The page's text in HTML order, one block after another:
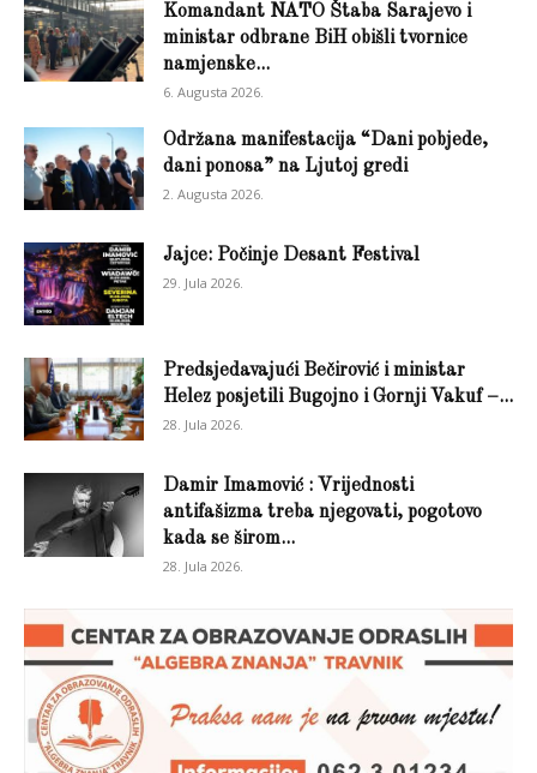
Komandant NATO Štaba Sarajevo i
ministar odbrane BiH obišli tvornice
namjenske...
6. Augusta 2026.
Održana manifestacija “Dani pobjede,
dani ponosa” na Ljutoj gredi
2. Augusta 2026.
Jajce: Počinje Desant Festival
29. Jula 2026.
Predsjedavajući Bečirović i ministar
Helez posjetili Bugojno i Gornji Vakuf –...
28. Jula 2026.
Damir Imamović : Vrijednosti
antifašizma treba njegovati, pogotovo
kada se širom...
28. Jula 2026.